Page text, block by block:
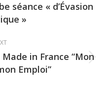
Previous
séance « d’Évasion
»
post:
in France “Mon
Emploi”